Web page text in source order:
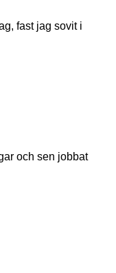
fast jag sovit i
och sen jobbat